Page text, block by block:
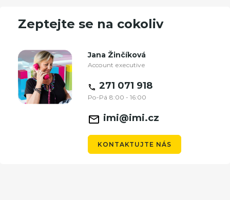
Zeptejte se na cokoliv
Jana Žinčíková
Account executive
271 071 918
Po-Pá 8:00 - 16:00
imi@imi.cz
KONTAKTUJTE NÁS